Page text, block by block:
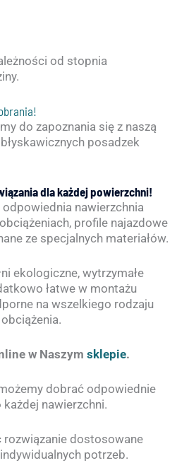
od stopnia
do zapoznania się z naszą
posadzek
dla każdej powierzchni!
nawierzchnia
profile najazdowe
ze specjalnych materiałów.
ekologiczne, wytrzymałe
łatwe w montażu
na wszelkiego rodzaju
obciążenia.
w Naszym sklepie.
dobrać odpowiednie
każdej nawierzchni.
rozwiązanie dostosowane
potrzeb.